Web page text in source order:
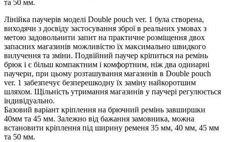
та 50 мм.
Лінійка паучерів моделі Double pouch ver. 1 була створена,
виходячи з досвіду застосування зброї в реальних умовах з
метою задовольнити запит на практичне розміщення двох
запасних магазинів можливістю їх максимально швидкого
вилучення та зміни. Подвійний паучер кріпиться на ремінь
брюк і є більш компактним і комфортним, ніж два одинарні
паучери, при цьому розташування магазинів в Double pouch
ver. 1 забезпечує безперешкодну їх заміну найкоротшим
шляхом. Щільність утримання магазинів у паучері регулюється
індивідуально.
Базовий варіант кріплення на брючний ремінь завширшки
40мм та 45 мм. Залежно від бажання замовника, можна
встановити кріплення під ширину ременя 35 мм, 40 мм, 45 мм
та 50 мм.